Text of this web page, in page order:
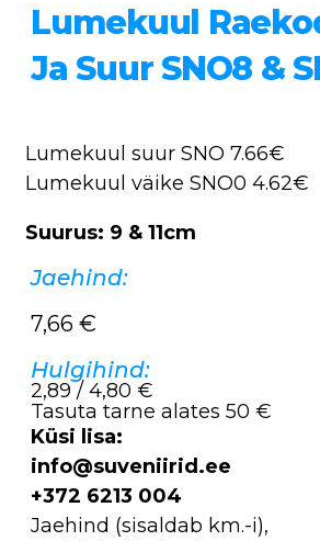
Lumekuul
Ja Suur SNO8 &
Lumekuul suur SNO 7.66€
Lumekuul väike SNO0 4.62€
Suurus: 9 & 11cm
Jaehind:
7,66 €
Hulgihind:
2,89 / 4,80 €
Tasuta tarne alates 50 €
Küsi lisa:
info@suveniirid.ee
+372 6213 004
Jaehind (sisaldab km.-i),